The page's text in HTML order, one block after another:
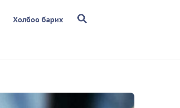
Холбоо барих